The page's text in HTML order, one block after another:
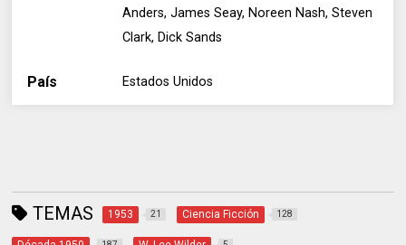
Anders, James Seay, Noreen Nash, Steven
Clark, Dick Sands
País Estados Unidos
TEMAS 1953 21 Ciencia Ficción 128